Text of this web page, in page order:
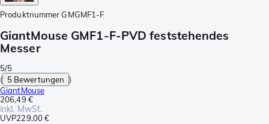
Produktnummer GMGMF1-F
GiantMouse GMF1-F-PVD feststehendes
Messer
5/5
( 5 Bewertungen )
GiantMouse
206,49 €
inkl. MwSt.
UVP229,00 €